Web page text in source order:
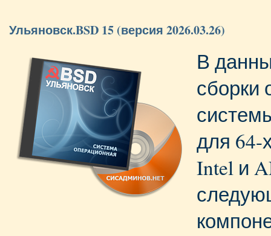
Ульяновск.BSD 15 (версия 2026.03.26)
В
сборки
для
Intel и